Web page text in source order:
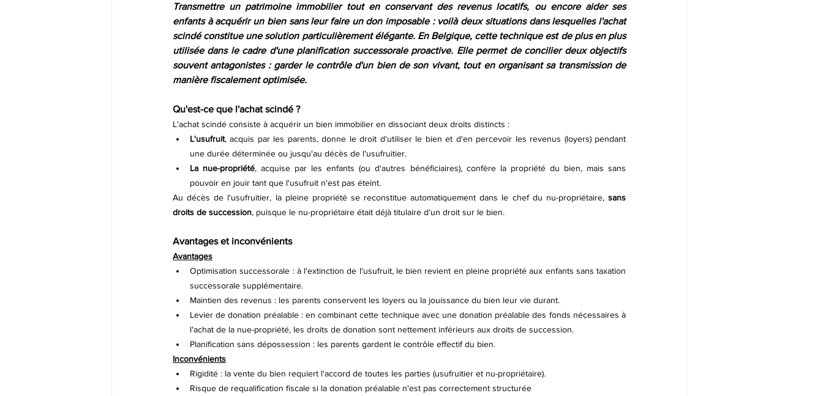
Transmettre un patrimoine immobilier tout en conservant des revenus locatifs, ou encore aider ses
enfants à acquérir un bien sans leur faire un don imposable : voilà deux situations dans lesquelles l'achat
scindé constitue une solution particulièrement élégante. En Belgique, cette technique est de plus en plus
utilisée dans le cadre d'une planification successorale proactive. Elle permet de concilier deux objectifs
souvent antagonistes : garder le contrôle d'un bien de son vivant, tout en organisant sa transmission de
manière fiscalement optimisée.
Qu'est-ce que l'achat scindé ?
L'achat scindé consiste à acquérir un bien immobilier en dissociant deux droits distincts :
L'usufruit, acquis par les parents, donne le droit d'utiliser le bien et d'en percevoir les revenus (loyers) pendant
une durée déterminée ou jusqu'au décès de l'usufruitier.
La nue-propriété, acquise par les enfants (ou d'autres bénéficiaires), confère la propriété du bien, mais sans
pouvoir en jouir tant que l'usufruit n'est pas éteint.
Au décès de l'usufruitier, la pleine propriété se reconstitue automatiquement dans le chef du nu-propriétaire, sans
droits de succession, puisque le nu-propriétaire était déjà titulaire d'un droit sur le bien.
Avantages et inconvénients
Avantages
Optimisation successorale : à l'extinction de l'usufruit, le bien revient en pleine propriété aux enfants sans taxation
successorale supplémentaire.
Maintien des revenus : les parents conservent les loyers ou la jouissance du bien leur vie durant.
Levier de donation préalable : en combinant cette technique avec une donation préalable des fonds nécessaires à
l'achat de la nue-propriété, les droits de donation sont nettement inférieurs aux droits de succession.
Planification sans dépossession : les parents gardent le contrôle effectif du bien.
Inconvénients
Rigidité : la vente du bien requiert l'accord de toutes les parties (usufruitier et nu-propriétaire).
Risque de requalification fiscale si la donation préalable n'est pas correctement structurée